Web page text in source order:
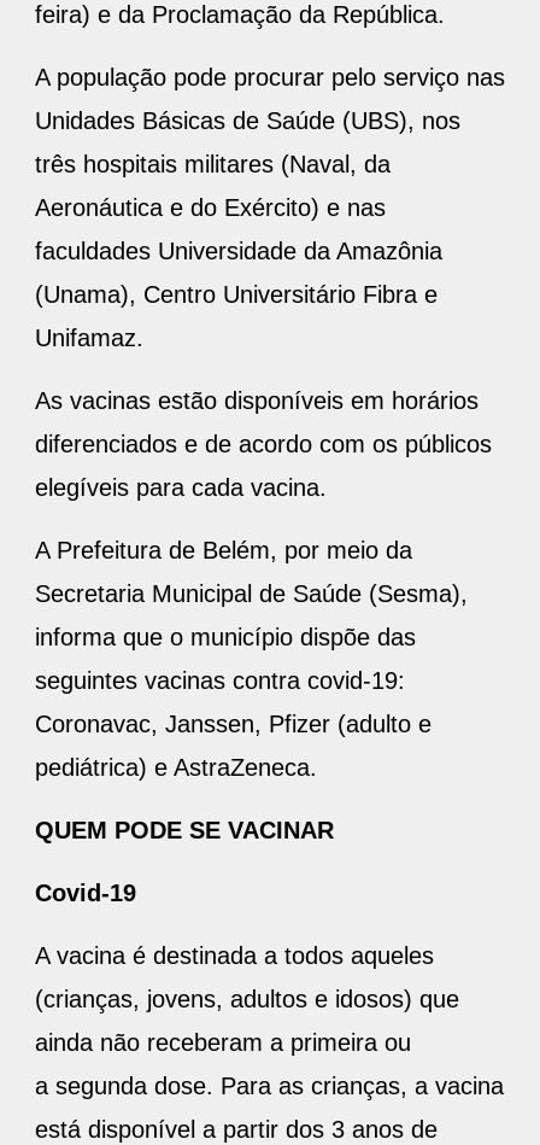
feira) e da Proclamação da República.
A população pode procurar pelo serviço nas
Unidades Básicas de Saúde (UBS), nos
três hospitais militares (Naval, da
Aeronáutica e do Exército) e nas
faculdades Universidade da Amazônia
(Unama), Centro Universitário Fibra e
Unifamaz.
As vacinas estão disponíveis em horários
diferenciados e de acordo com os públicos
elegíveis para cada vacina.
A Prefeitura de Belém, por meio da
Secretaria Municipal de Saúde (Sesma),
informa que o município dispõe das
seguintes vacinas contra covid-19:
Coronavac, Janssen, Pfizer (adulto e
pediátrica) e AstraZeneca.
QUEM PODE SE VACINAR
Covid-19
A vacina é destinada a todos aqueles
(crianças, jovens, adultos e idosos) que
ainda não receberam a primeira ou
a segunda dose. Para as crianças, a vacina
está disponível a partir dos 3 anos de